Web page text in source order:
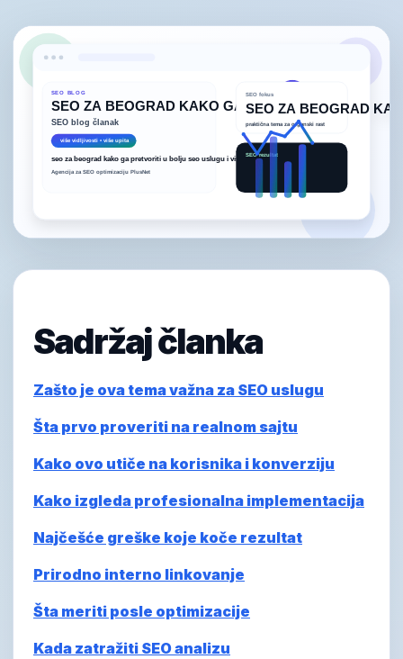
Sadržaj članka
Zašto je ova tema važna za SEO uslugu
Šta prvo proveriti na realnom sajtu
Kako ovo utiče na korisnika i konverziju
Kako izgleda profesionalna implementacija
Najčešće greške koje koče rezultat
Prirodno interno linkovanje
Šta meriti posle optimizacije
Kada zatražiti SEO analizu